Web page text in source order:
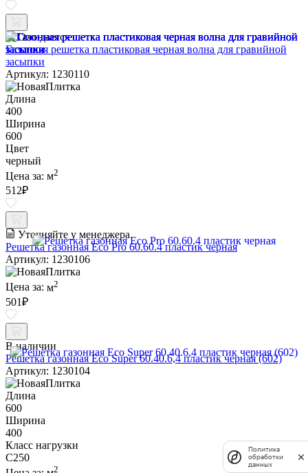
Ожидается
Газонная решетка пластиковая черная волна для гравийной
засыпки
Артикул: 1230110
Длина
400
Ширина
600
Цвет
черный
Цена за: м2
512₽
Уточняйте у менеджера
Решетка газонная Eco Pro 60.60.4 пластик черная
Артикул: 1230106
Цена за: м2
501₽
В наличии
Решетка газонная Eco Super 60.40.6,4 пластик черная (602)
Артикул: 1230104
Длина
600
Ширина
400
Класс нагрузки
C250
2
Политика
обработки
данных